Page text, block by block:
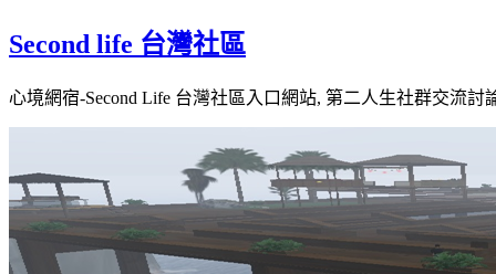
to
Second life 台灣社區
心境網宿-Second Life 台灣社區入口網站, 第二人生社群交流討